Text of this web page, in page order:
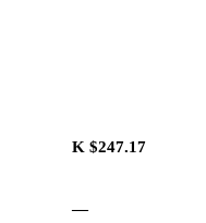
$247.17 K
—